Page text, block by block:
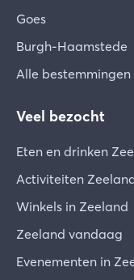
Goes
Burgh-Haamstede
Alle
Veel bezocht
Eten en drinken
Activiteiten
Winkels in Zeeland
Zeeland vandaag
Evenementen in